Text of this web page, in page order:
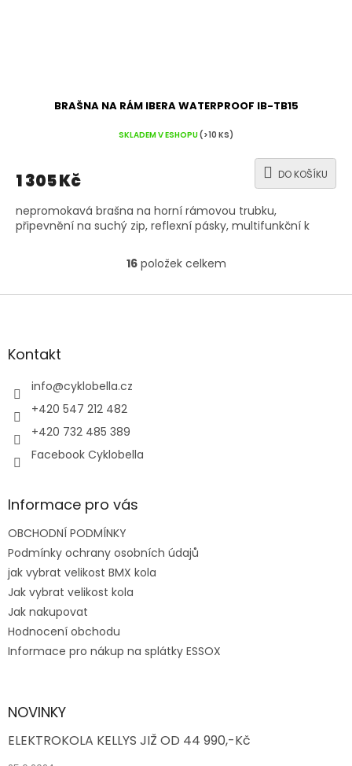
BRAŠNA NA RÁM IBERA WATERPROOF IB-TB15
SKLADEM V ESHOPU(>10 KS)
1 305 Kč DO KOŠÍKU
nepromokavá brašna na horní rámovou trubku,
připevnění na suchý zip, reflexní pásky, multifunkční k
O
l
16položek celkem
Z
aKontakt
info@cyklobella.cz
+420 547 212 482
+420 732 485 389
Facebook Cyklobella
Informace pro vás
OBCHODNÍ PODMÍNKY
Podmínky ochrany osobních údajů
jak vybrat velikost BMX kola
Jak vybrat velikost kola
Jak nakupovat
Hodnocení obchodu
Informace pro nákup na splátky ESSOX
NOVINKY
ELEKTROKOLA KELLYS JIŽ OD 44 990,-Kč